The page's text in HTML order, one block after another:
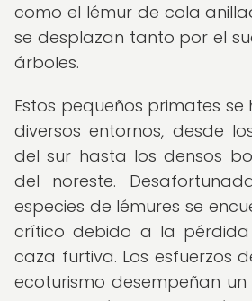
como el lémur de cola
se desplazan tanto por el
árboles.
Estos pequeños primates
diversos entornos, desde
del sur hasta los densos
del noreste.
especies de lémures se
crítico debido a la
caza furtiva. Los esfuerzos
ecoturismo desempeñan